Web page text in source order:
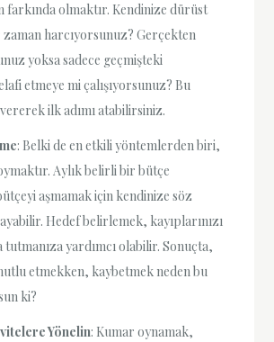
farkında olmaktır. Kendinize dürüst
harcıyorsunuz? Gerçekten
yoksa sadece geçmişteki
etmeye mi çalışıyorsunuz? Bu
ilk adımı atabilirsiniz.
: Belki de en etkili yöntemlerden biri,
Aylık belirli bir bütçe
aşmamak için kendinize söz
Hedef belirlemek, kayıplarınızı
yardımcı olabilir. Sonuçta,
etmekken, kaybetmek neden bu
ki?
Yönelin: Kumar oynamak,